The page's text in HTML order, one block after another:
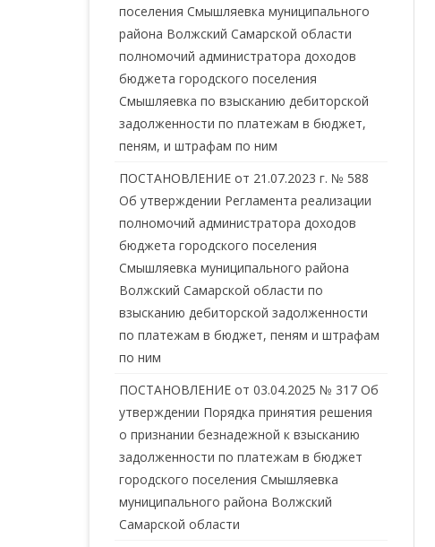
поселения Смышляевка муниципального
района Волжский Самарской области
полномочий администратора доходов
бюджета городского поселения
Смышляевка по взысканию дебиторской
задолженности по платежам в бюджет,
пеням, и штрафам по ним
ПОСТАНОВЛЕНИЕ от 21.07.2023 г. № 588
Об утверждении Регламента реализации
полномочий администратора доходов
бюджета городского поселения
Смышляевка муниципального района
Волжский Самарской области по
взысканию дебиторской задолженности
по платежам в бюджет, пеням и штрафам
по ним
ПОСТАНОВЛЕНИЕ от 03.04.2025 № 317 Об
утверждении Порядка принятия решения
о признании безнадежной к взысканию
задолженности по платежам в бюджет
городского поселения Смышляевка
муниципального района Волжский
Самарской области